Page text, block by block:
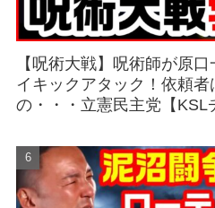
【呪術大戦】呪術師が原
イキックアタック！依頼者
の・・・立憲民主党【KSL